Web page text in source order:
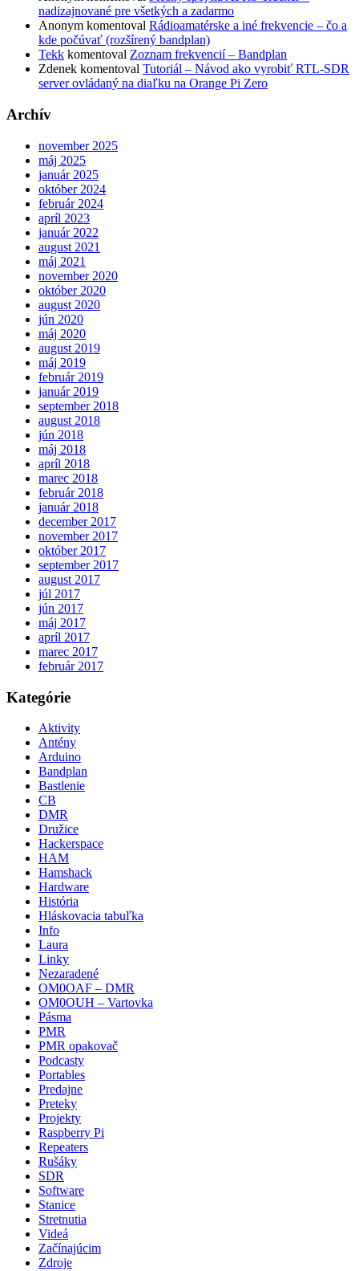
nadizajnované pre všetkých a zadarmo
Anonym komentoval Rádioamatérske a iné frekvencie – čo a
kde počúvať (rozšírený bandplan)
Tekk komentoval Zoznam frekvencií – Bandplan
Zdenek komentoval Tutoriál – Návod ako vyrobiť RTL-SDR
server ovládaný na diaľku na Orange Pi Zero
Archív
november 2025
máj 2025
január 2025
október 2024
február 2024
apríl 2023
január 2022
august 2021
máj 2021
november 2020
október 2020
august 2020
jún 2020
máj 2020
august 2019
máj 2019
február 2019
január 2019
september 2018
august 2018
jún 2018
máj 2018
apríl 2018
marec 2018
február 2018
január 2018
december 2017
november 2017
október 2017
september 2017
august 2017
júl 2017
jún 2017
máj 2017
apríl 2017
marec 2017
február 2017
Kategórie
Aktivity
Antény
Arduino
Bandplan
Bastlenie
CB
DMR
Družice
Hackerspace
HAM
Hamshack
Hardware
História
Hláskovacia tabuľka
Info
Laura
Linky
Nezaradené
OM0OAF – DMR
OM0OUH – Vartovka
Pásma
PMR
PMR opakovač
Podcasty
Portables
Predajne
Preteky
Projekty
Raspberry Pi
Repeaters
Rušáky
SDR
Software
Stanice
Stretnutia
Videá
Začínajúcim
Zdroje